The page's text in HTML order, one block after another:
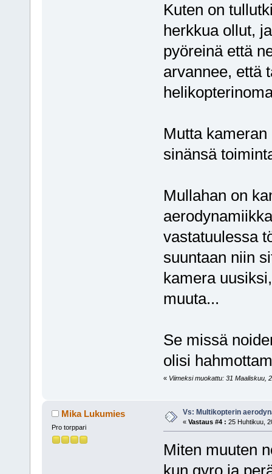
Kuten on
herkkua ollut,
pyöreinä että
arvannee, että
Mutta
sinänsä
Mullahan on
vastatuulessa
suuntaan niin
kamera
muuta...
Se missä
olisi
« Viimeksi muokattu: 31 Maaliskuu,
Mika Lukumies
Pro torppari
Vs: Multikopterin
« Vastaus #4 : 25 Huhtikuu,
Miten muuten
kun gyro ja